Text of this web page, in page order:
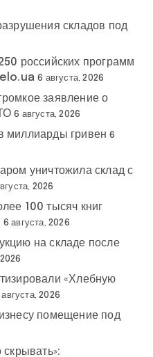
складов под
российских программ
6 августа, 2026
заявление о
6 августа, 2026
миллиарды гривен 6
уничтожила склад с
2026
100 тысяч книг
6 августа, 2026
на складе после
«Хлебную
2026
помещение под